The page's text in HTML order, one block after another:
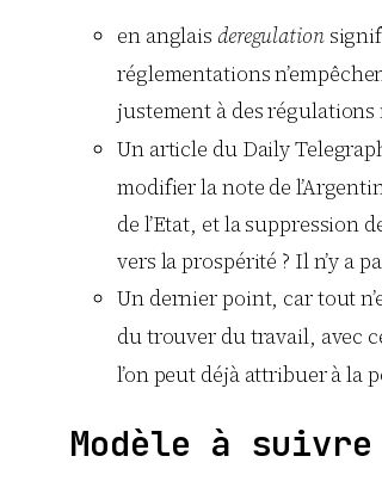
en anglais deregulation
réglementations
justement à des régulations
Un article du Daily
modifier la note de
de l’Etat, et la suppression
vers la prospérité ? Il n’y a
Un dernier point, car tout
du trouver du travail, avec
l’on peut déjà attribuer à
Modèle à suivre